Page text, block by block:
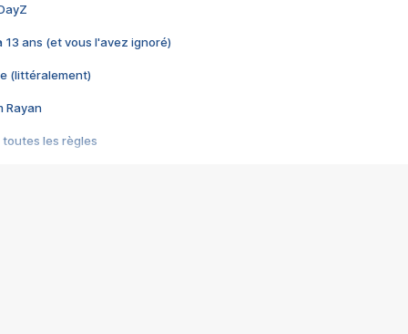
13 ans (et vous l'avez ignoré)
(littéralement)
Rayan
toutes les règles